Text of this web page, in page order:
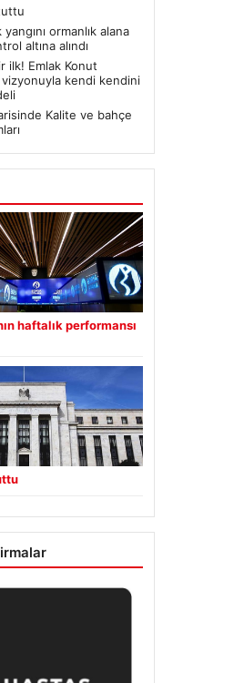
ormanlık alana
altına alındı
ilk! Emlak Konut
kendi kendini
Kalite ve bahçe
haftalık performansı